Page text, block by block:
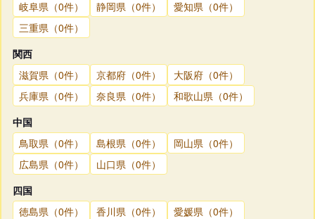
岐阜県（0件） 静岡県（0件）
愛知県（0件）
三重県（0件）
関西
滋賀県（0件）
京都府（0件）
大阪府（0件）
兵庫県（0件）
奈良県（0件）
和歌山県（0件）
中国
鳥取県（0件）
島根県（0件）
岡山県（0件）
広島県（0件）
山口県（0件）
四国
徳島県（0件）
香川県（0件）
愛媛県（0件）